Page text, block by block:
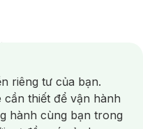
Xông Hơi /Nước Rửa Tay/
/Bàn Chải Điện/
Nước/ Nước Súc Miệng/
Vệ Sinh/Dưỡng Vùng Kín/
/Bọt Cạo Râu /Dao Cạo Râu/
riêng tư của bạn.
cần thiết để vận hành
hành cùng bạn trong